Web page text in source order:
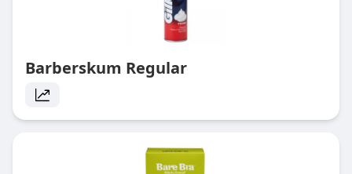
Barberskum Regular